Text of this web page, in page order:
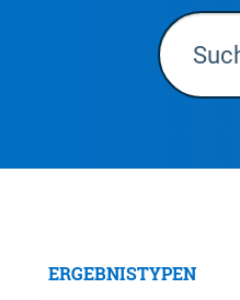
ERGEBNISTYPEN